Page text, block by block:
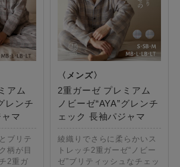
アム
レンチ
マ
ブリテ
柄が目
2重ガ
2重ガーゼ プレミアム
ノビーゼ“AYA”グレンチ
ェック 長袖パジャマ
綾織りでさらに柔らかいス
トレッチ2重ガーゼ“ノビー
ゼ”ブリティッシュなチェッ